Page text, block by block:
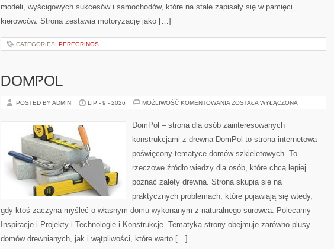
modeli, wyścigowych sukcesów i samochodów, które na stałe zapisały się w pamięci
kierowców. Strona zestawia motoryzację jako […]
CATEGORIES: PEREGRINOS
DOMPOL
POSTED BY ADMIN LIP - 9 - 2026 MOŻLIWOŚĆ KOMENTOWANIA DOMPOL
ZOSTAŁA WYŁĄCZONA
DomPol – strona dla osób zainteresowanych
konstrukcjami z drewna DomPol to strona internetowa
poświęcony tematyce domów szkieletowych. To
rzeczowe źródło wiedzy dla osób, które chcą lepiej
poznać zalety drewna. Strona skupia się na
praktycznych problemach, które pojawiają się wtedy,
gdy ktoś zaczyna myśleć o własnym domu wykonanym z naturalnego surowca. Polecamy
Inspiracje i Projekty i Technologie i Konstrukcje. Tematyka strony obejmuje zarówno plusy
domów drewnianych, jak i wątpliwości, które warto […]